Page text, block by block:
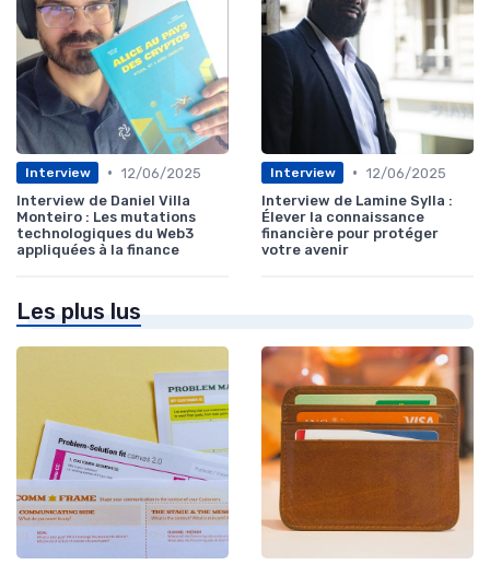
Interview • 12/06/2025
Interview de Daniel Villa
Monteiro : Les mutations
technologiques du Web3
appliquées à la finance
Interview • 12/06/2025
Interview de Lamine Sylla :
Élever la connaissance
financière pour protéger
votre avenir
Les plus lus